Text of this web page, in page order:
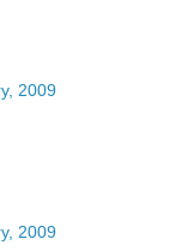
2009
2009